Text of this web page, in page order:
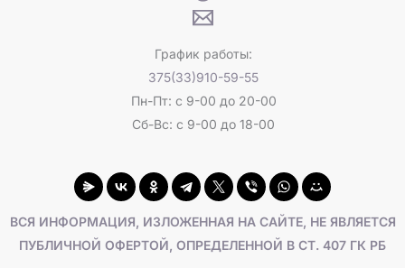
График работы:
375(33)910-59-55
Пн-Пт: с 9-00 до 20-00
Сб-Вс: с 9-00 до 18-00
ВСЯ ИНФОРМАЦИЯ, ИЗЛОЖЕННАЯ НА САЙТЕ, НЕ ЯВЛЯЕТСЯ
ПУБЛИЧНОЙ ОФЕРТОЙ, ОПРЕДЕЛЕННОЙ В СТ. 407 ГК РБ